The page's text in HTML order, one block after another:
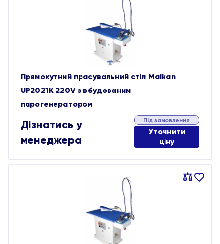
Прямокутний прасувальний стіл Malkan
UP2021K 220V з вбудованим
парогенератором
Дізнатись у
менеджера
Під замовлення
Уточнити
ціну
Порівняти
В